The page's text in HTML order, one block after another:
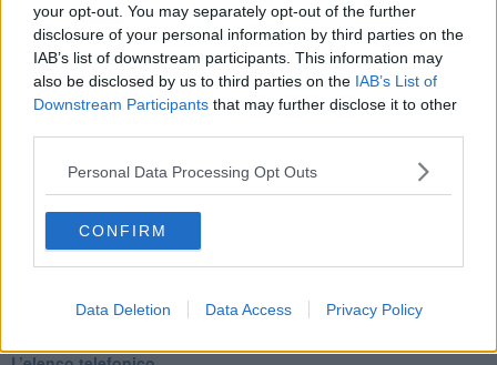
your opt-out. You may separately opt-out of the further
disclosure of your personal information by third parties on the
IAB’s list of downstream participants. This information may
also be disclosed by us to third parties on the IAB’s List of
Downstream Participants that may further disclose it to other
Personal Data Processing Opt Outs
CONFIRM
Data Deletion Data Access Privacy Policy
alle 20:00 direttamente nella tua casella di posta.
Basta cliccareQUI
Ti potrebbe interessare anche:
​Ricciotti Ensemble: ovunque e per tutti